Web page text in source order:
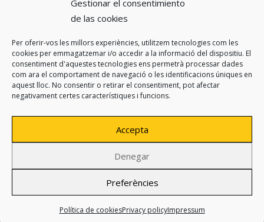
Gestionar el consentimiento
de las cookies
Per oferir-vos les millors experiències, utilitzem tecnologies com les
cookies per emmagatzemar i/o accedir a la informació del dispositiu. El
consentiment d'aquestes tecnologies ens permetrà processar dades
com ara el comportament de navegació o les identificacions úniques en
aquest lloc. No consentir o retirar el consentiment, pot afectar
negativament certes característiques i funcions.
Accepta
Denegar
Preferències
Política de cookiesPrivacy policyImpressum
© 2023 km0 Energy
Carrer Baldrich 222-226
08223 Terrassa, Barcelona
info@km0.energy
Privacy policy
Legal notice
Cookies policy
Design:Produccions Planetàries